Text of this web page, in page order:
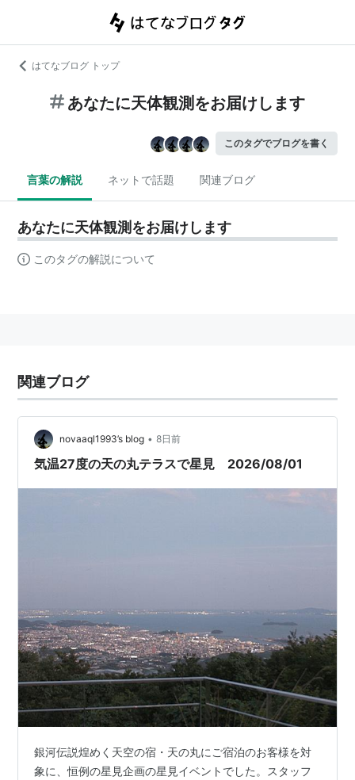
はてなブログ トップ
あなたに天体観測をお届けします
このタグでブログを書く
言葉の解説 ネットで話題 関連ブログ
あなたに天体観測をお届けします
このタグの解説について
関連ブログ
novaaql1993’s blog • 8日前
気温27度の天の丸テラスで星見 2026/08/01
銀河伝説煌めく天空の宿・天の丸にご宿泊のお客様を対
象に、恒例の星見企画の星見イベントでした。スタッフ